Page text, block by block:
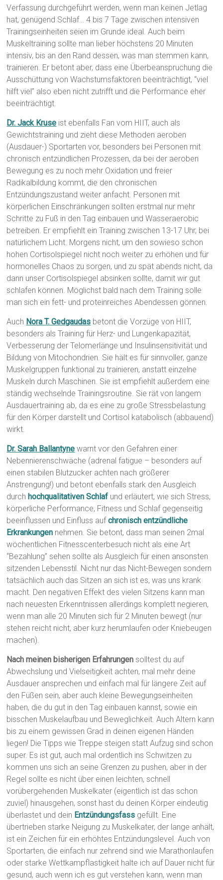
Verfassung durchgeführt werden, wenn man keinen Jetlag
hat, genügend Schlaf… 4 bis 7 Tage zwischen intensiven
Trainingseinheiten seien im Grunde ideal. Auch beim
Muskeltraining sollte man lieber höchstens 20 Minuten
intensiv, bis an den Rand dessen, was man stemmen kann,
trainieren. Er betont aber, dass eine Überbeanspruchung die
Ausschüttung von Wachstumsfaktoren beeinträchtigt, “viel
hilft viel” also eben nicht zutrifft und die Performance eher
beeinträchtigt.
Dr. Jack Kruse ist ebenfalls Fan vom HIIT, auch als
Gewichtstraining und zieht diese Methoden aeroben
(Ausdauer-) Sportarten vor, besonders bei Personen mit
chronisch entzündlichen Prozessen, da bei der aeroben
Bewegung es zu noch mehr Oxidation und freier
Radikalbildung kommt, die den chronischen
Entzündungszustand weiter anfacht. Personen mit
körperlichen Einschränkungen sollten erstmal nur mehr
Schritte zu Fuß in den Tag einbauen und Wasseraerobic
betreiben. Er empfiehlt ein Training zwischen 13-17 Uhr, bei
natürlichem Licht. Morgens nicht, um den sowieso schon
hohen Cortisolspiegel nicht noch weiter zu erhöhen und für
hormonelles Chaos zu sorgen, und zu spät abends nicht, da
dann unser Cortisolspiegel absinken sollte, damit wir gut
schlafen können. Möglichst bald nach dem Training solle
man sich ein fett- und proteinreiches Abendessen gönnen.
Auch Nora T. Gedgaudas betont die Vorzüge von HIIT,
besonders als Training für Herz- und Lungenkapazität,
Verbesserung der Telomerlänge und Insulinsensitivität und
Bildung von Mitochondrien. Sie hält es für sinnvoller, ganze
Muskelgruppen funktional zu trainieren, anstatt einzelne
Muskeln durch Maschinen. Sie ist empfiehlt außerdem eine
ständig wechselnde Trainingsroutine. Sie rät von langem
Ausdauertraining ab, da es eine zu große Stressbelastung
für den Körper darstellt und Cortisol katabolisch (abbauend)
wirkt.
Dr. Sarah Ballantyne warnt vor den Gefahren einer
Nebennierenschwäche (adrenal fatigue – besonders auf
einen stabilen Blutzucker achten nach größerer
Anstrengung!) und betont ebenfalls stark den Ausgleich
durchhochqualitativen Schlaf und erläutert, wie sich Stress,
körperliche Performance, Fitness und Schlaf gegenseitig
beeinflussen und Einfluss aufchronisch entzündliche
Erkrankungen nehmen. Sie betont, dass man seinen 2mal
wöchentlichen Fitnesscenterbesuch nicht als eine Art
“Bezahlung” sehen sollte als Ausgleich für einen ansonsten
sitzenden Lebensstil. Nicht nur das Nicht-Bewegen sondern
tatsächlich auch das Sitzen an sich ist es, was uns krank
macht. Den negativen Effekt des vielen Sitzens kann man
nach neuesten Erkenntnissen allerdings komplett negieren,
wenn man alle 20 Minuten sich für 2 Minuten bewegt (nur
stehen reicht nicht, aber kurz herumlaufen oder Kniebeugen
machen).
Nach meinen bisherigen Erfahrungen solltest du auf
Abwechslung und Vielseitigkeit achten, mal mehr deine
Ausdauer ansprechen und einfach mal für längere Zeit auf
den Füßen sein, aber auch kleine Bewegungseinheiten
haben, die du gut in den Tag einbauen kannst, sowie ein
bisschen Muskelaufbau und Beweglichkeit. Auch Altern kann
bis zu einem gewissen Grad in deinen eigenen Händen
liegen! Die Tipps wie Treppe steigen statt Aufzug sind schon
super. Es ist gut, auch mal ordentlich ins Schwitzen zu
kommen uns sich an seine Grenzen zu pushen, aber in der
Regel sollte es nicht über einen leichten, schnell
vorübergehenden Muskelkater (eigentlich ist das schon
zuviel) hinausgehen, sonst hast du deinen Körper eindeutig
überlastet und dein Entzündungsfass gefüllt. Eine
übertrieben starke Neigung zu Muskelkater, der lange anhält,
ist ein Zeichen für ein erhöhtes Entzündungslevel. Auch von
Sportarten, die einfach nur zehrend sind wie Marathonlaufen
oder starke Wettkampflastigkeit halte ich auf Dauer nicht für
gesund, auch wenn ich es gut verstehen kann, wenn man